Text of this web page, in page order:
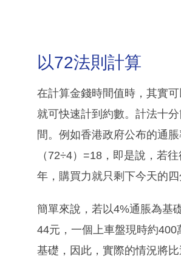
以72法則計算
在計算金錢時間值時，其實
就可快速計到約數。計法十
間。例如香港政府公布的通
（72÷4）=18，即是說，若
年，購買力就只剩下今天的四
簡單來說，若以4%通脹為基
44元，一個上車盤現時約
基礎，因此，實際的情況將